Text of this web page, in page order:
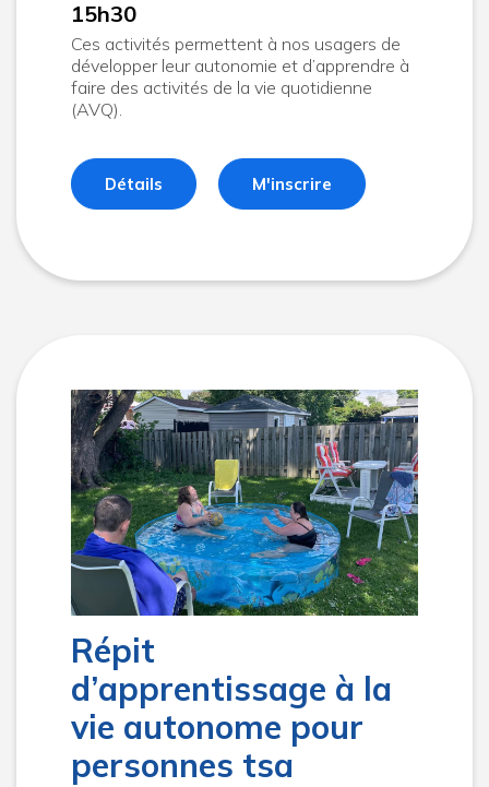
15h30
Ces activités permettent à nos usagers de
développer leur autonomie et d’apprendre à
faire des activités de la vie quotidienne
(AVQ).
Détails M'inscrire
Répit
d’apprentissage à la
vie autonome pour
personnes tsa